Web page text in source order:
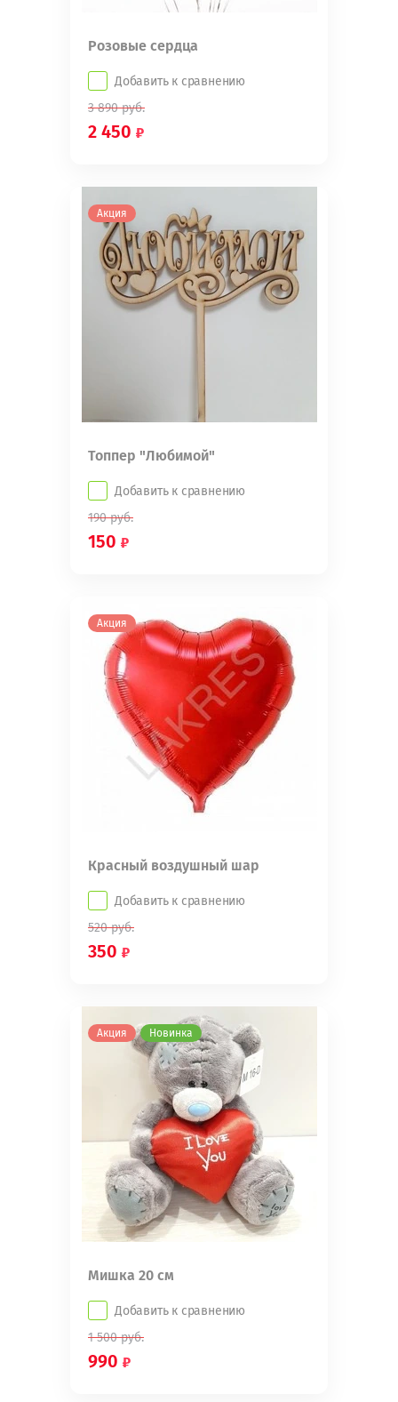
Розовые сердца
Добавить к сравнению
3 890руб.
2 450
Акция
Топпер "Любимой"
Добавить к сравнению
190руб.
150
Акция
Красный воздушный шар
Добавить к сравнению
520руб.
350
Акция Новинка
Мишка 20 см
Добавить к сравнению
1 500руб.
990